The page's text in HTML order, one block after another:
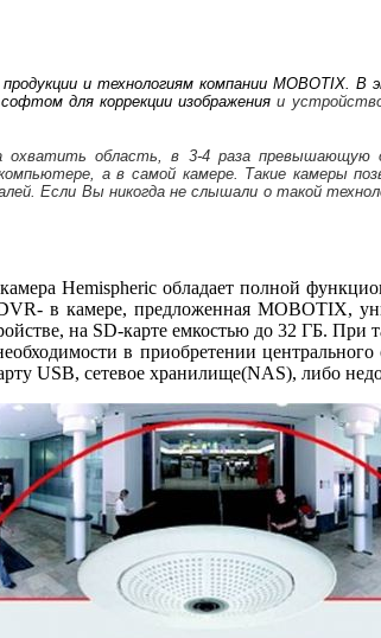
и технологиям компанииMOBOTIX В
софтом для коррекции изображения и
охватить область, в 3-4 раза
а в самой камере. Такие камеры
Если Вы никогда не слышали о такой
Hemispheric обладает полной
в камере, предложенная MOBOTIX,
на SD-карте емкостью до 32 ГБ.
в приобретении
USB, сетевое хранилище(NAS), либо